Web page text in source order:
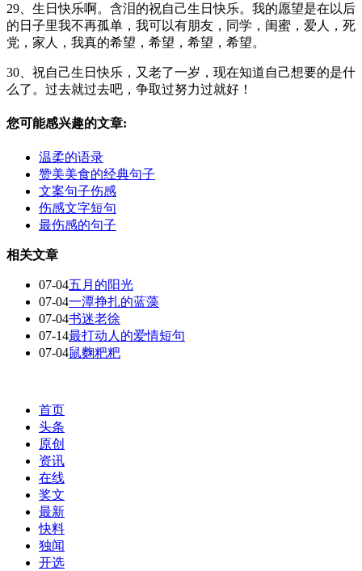
29、生日快乐啊。含泪的祝自己生日快乐。我的愿望是在以后
的日子里我不再孤单，我可以有朋友，同学，闺蜜，爱人，死
党，家人，我真的希望，希望，希望，希望。
30、祝自己生日快乐，又老了一岁，现在知道自己想要的是什
么了。过去就过去吧，争取过努力过就好！
您可能感兴趣的文章:
温柔的语录
赞美美食的经典句子
文案句子伤感
伤感文字短句
最伤感的句子
相关文章
07-04五月的阳光
07-04一潭挣扎的蓝藻
07-04书迷老徐
07-14最打动人的爱情短句
07-04鼠麴粑粑
首页
头条
原创
资讯
在线
奖文
最新
快料
独闻
开选